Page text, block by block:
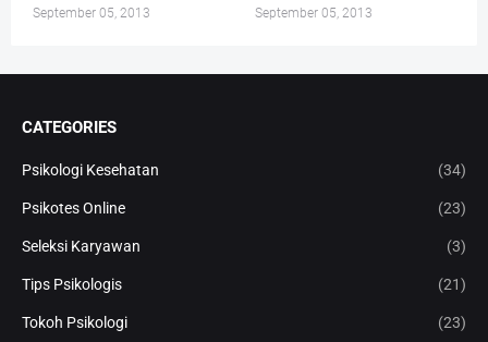
September 05, 2013 September 05, 2013
CATEGORIES
Psikologi Kesehatan (34)
Psikotes Online (23)
Seleksi Karyawan (3)
Tips Psikologis (21)
Tokoh Psikologi (23)